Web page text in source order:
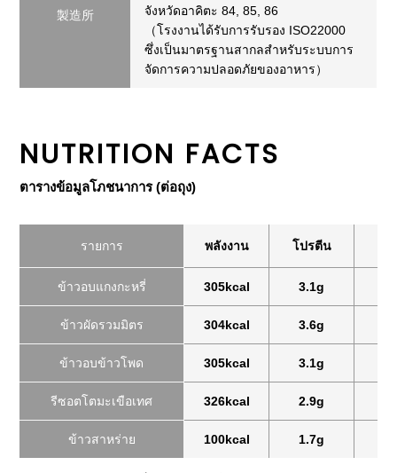
製造所
จังหวัดอาคิตะ 84, 85, 86
（โรงงานได้รับการรับรอง ISO22000
ซึ่งเป็นมาตรฐานสากลสำหรับระบบการ
จัดการความปลอดภัยของอาหาร）
NUTRITION FACTS
ตารางข้อมูลโภชนาการ (ต่อถุง)
รายการ พลังงาน โปรตีน
ข้าวอบแกงกะหรี่ 305kcal 3.1g
ข้าวผัดรวมมิตร 304kcal 3.6g
ข้าวอบข้าวโพด 305kcal 3.1g
รีซอตโตมะเขือเทศ 326kcal 2.9g
ข้าวสาหร่าย 100kcal 1.7g